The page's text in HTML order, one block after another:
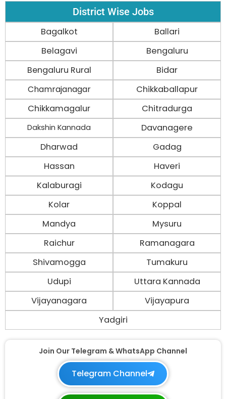
District Wise Jobs
Bagalkot
Ballari
Belagavi
Bengaluru
Bengaluru Rural
Bidar
Chamrajanagar
Chikkaballapur
Chikkamagalur
Chitradurga
Dakshin Kannada
Davanagere
Dharwad
Gadag
Hassan
Haveri
Kalaburagi
Kodagu
Kolar
Koppal
Mandya
Mysuru
Raichur
Ramanagara
Shivamogga
Tumakuru
Udupi
Uttara Kannada
Vijayanagara
Vijayapura
Yadgiri
Join Our Telegram & WhatsApp Channel
Telegram Channel